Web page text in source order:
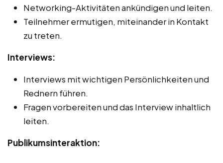
Networking-Aktivitäten ankündigen und leiten.
Teilnehmer ermutigen, miteinander in Kontakt
zu treten.
Interviews:
Interviews mit wichtigen Persönlichkeiten und
Rednern führen.
Fragen vorbereiten und das Interview inhaltlich
leiten.
Publikumsinteraktion: